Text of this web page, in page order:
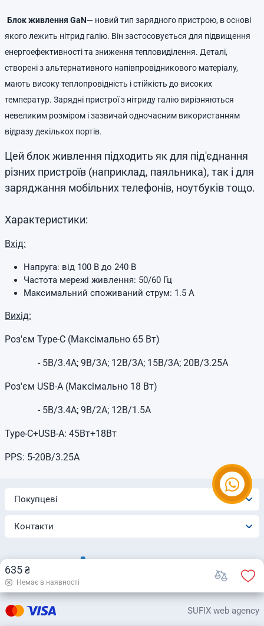
Блок живлення GaN— новий тип зарядного пристрою, в основі
якого лежить нітрид галію. Він застосовується для підвищення
енергоефективності та зниження тепловиділення. Деталі,
створені з альтернативного напівпровідникового матеріалу,
мають високу теплопровідність і стійкість до високих
температур. Зарядні пристрої з нітриду галію вирізняються
невеликим розміром і зазвичай одночасним використанням
відразу декількох портів.
Цей блок живлення підходить як для під'єднання
різних пристроїв (наприклад, паяльника), так і для
заряджання мобільних телефонів, ноутбуків тощо.
Характеристики:
Вхід:
Напруга: від 100 В до 240 В
Частота мережі живлення: 50/60 Гц
Максимальний споживаний струм: 1.5 А
Вихід:
Роз'єм Type-C (Максімально 65 Вт)
- 5В/3.4А; 9В/3А; 12В/3А; 15В/3А; 20В/3.25А
Роз'єм USB-A (Максімально 18 Вт)
- 5В/3.4А; 9В/2А; 12В/1.5А
Type-C+USB-A: 45Вт+18Вт
PPS: 5-20В/3.25A
635 ₴
Немає в наявності
Покупцеві
Контакти
© 2026 Інтернет-магазин «Automatica»
SUFIX web agency